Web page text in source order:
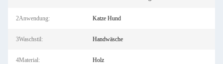
2Anwendung: Katze Hund
3Waschstil: Handwäsche
4Material: Holz